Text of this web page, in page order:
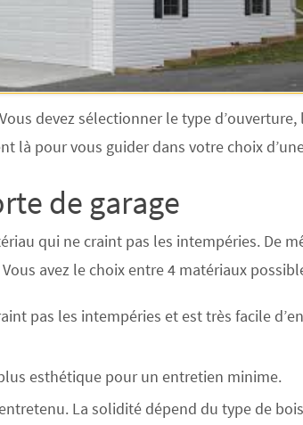
devez sélectionner le type
là pour vous guider dans votre choix
de garage
qui ne craint pas les intempéries. De
avez le choix entre 4 matériaux
pas les intempéries et est très facile
esthétiquepour un entretien minime.
. La solidité dépend du type de